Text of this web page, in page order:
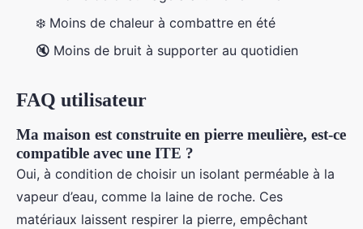
❄️ Moins de chaleur à combattre en été
🔇 Moins de bruit à supporter au quotidien
FAQ utilisateur
Ma maison est construite en pierre meulière, est-ce
compatible avec une ITE ?
Oui, à condition de choisir un isolant perméable à la
vapeur d’eau, comme la laine de roche. Ces
matériaux laissent respirer la pierre, empêchant